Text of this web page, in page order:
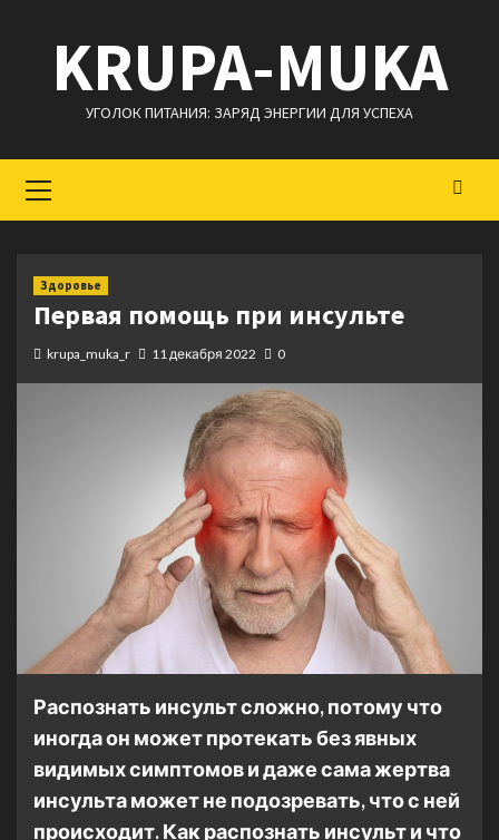
содержимому
KRUPA-MUKA
УГОЛОК ПИТАНИЯ: ЗАРЯД ЭНЕРГИИ ДЛЯ УСПЕХА
меню
Здоровье
Первая помощь при инсульте
krupa_muka_r 11 декабря 2022 0
Распознать инсульт сложно, потому что
иногда он может протекать без явных
видимых симптомов и даже сама жертва
инсульта может не подозревать, что с ней
происходит. Как распознать инсульт и что